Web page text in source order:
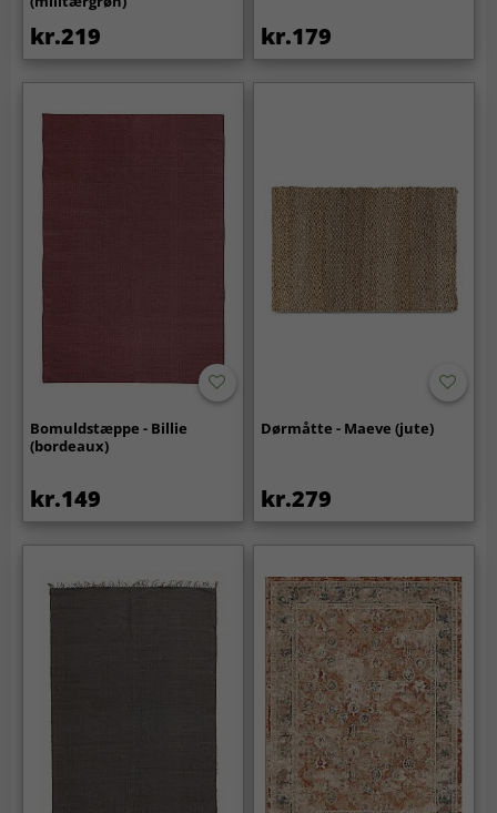
kr.219 kr.179
Bomuldstæppe - Billie
(bordeaux)
kr.149
Dørmåtte - Maeve (jute)
kr.279